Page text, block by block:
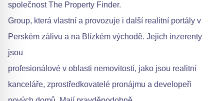
společnost The Property Finder.
Group, která vlastní a provozuje i další realitní portály v
Perském zálivu a na Blízkém východě. Jejich inzerenty
jsou
profesionálové v oblasti nemovitostí, jako jsou realitní
kanceláře, zprostředkovatelé pronájmu a developeři